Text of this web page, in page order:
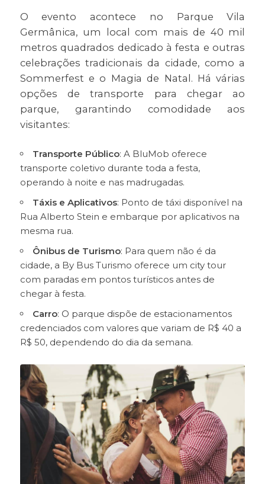
O evento acontece no Parque Vila
Germânica, um local com mais de 40 mil
metros quadrados dedicado à festa e outras
celebrações tradicionais da cidade, como a
Sommerfest e o Magia de Natal. Há várias
opções de transporte para chegar ao
parque, garantindo comodidade aos
visitantes:
Transporte Público: A BluMob oferece
transporte coletivo durante toda a festa,
operando à noite e nas madrugadas.
Táxis e Aplicativos: Ponto de táxi disponível na
Rua Alberto Stein e embarque por aplicativos na
mesma rua.
Ônibus de Turismo: Para quem não é da
cidade, a By Bus Turismo oferece um city tour
com paradas em pontos turísticos antes de
chegar à festa.
Carro: O parque dispõe de estacionamentos
credenciados com valores que variam de R$ 40 a
R$ 50, dependendo do dia da semana.